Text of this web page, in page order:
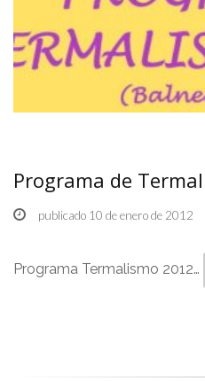
Programa de
publicado 10 de enero de 2012
Programa Termalismo 2012…